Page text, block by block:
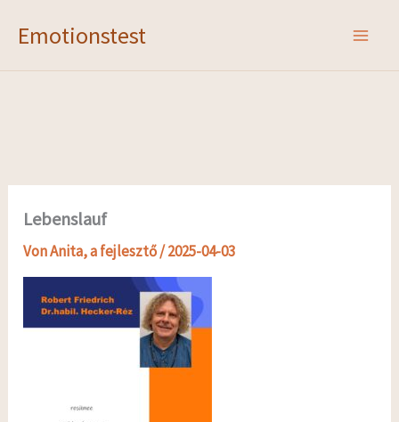
InhaltEmotionstest
Lebenslauf
VonAnita, a fejlesztő/2025-04-03